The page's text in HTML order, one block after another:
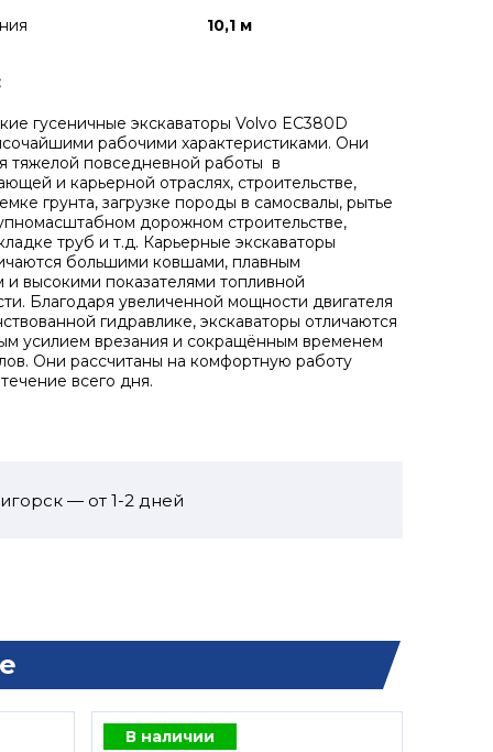
10,1 м
гусеничные экскаваторы Volvo EC380D
рабочими характеристиками. Они
тяжелой повседневной работы в
и карьерной отраслях, строительстве,
грунта, загрузке породы в самосвалы, рытье
дорожном строительстве,
труб и т.д. Карьерные экскаваторы
большими ковшами, плавным
и высокими показателями топливной
Благодаря увеличенной мощности двигателя
гидравлике, экскаваторы отличаются
усилием врезания и сокращённым временем
Они рассчитаны на комфортную работу
всего дня.
— от 1-2 дней
В наличии